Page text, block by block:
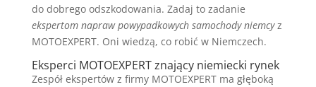
do dobrego odszkodowania. Zadaj to zadanie
ekspertom napraw powypadkowych samochody niemcyz
MOTOEXPERT. Oni wiedzą, co robić w Niemczech.
Eksperci MOTOEXPERT znający niemiecki rynek
Zespół ekspertów z firmy MOTOEXPERT ma głęboką